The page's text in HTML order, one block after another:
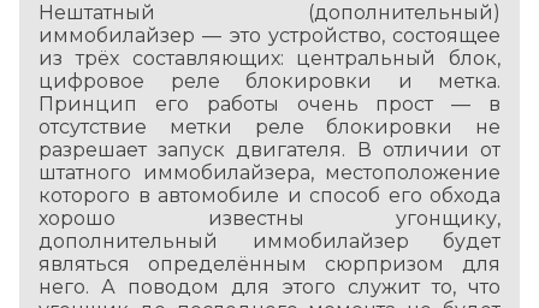
Нештатный (дополнительный)
иммобилайзер — это устройство, состоящее
из трёх составляющих: центральный блок,
цифровое реле блокировки и метка.
Принцип его работы очень прост — в
отсутствие метки реле блокировки не
разрешает запуск двигателя. В отличии от
штатного иммобилайзера, местоположение
которого в автомобиле и способ его обхода
хорошо известны угонщику,
дополнительный иммобилайзер будет
являться определённым сюрпризом для
него. А поводом для этого служит то, что